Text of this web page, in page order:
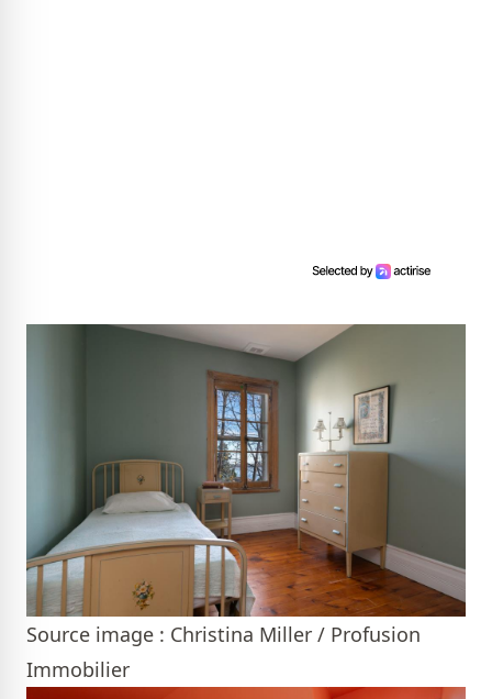
Source image : Christina Miller / Profusion
Immobilier